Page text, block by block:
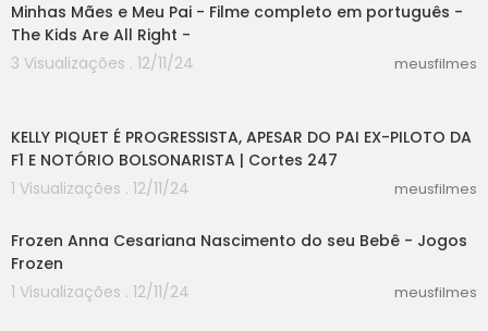
Minhas Mães e Meu Pai - Filme completo em português -
The Kids Are All Right -
3 Visualizações . 12/11/24
meusfilmes
KELLY PIQUET É PROGRESSISTA, APESAR DO PAI EX-PILOTO DA
F1 E NOTÓRIO BOLSONARISTA | Cortes 247
1 Visualizações . 12/11/24
meusfilmes
Frozen Anna Cesariana Nascimento do seu Bebê - Jogos
Frozen
1 Visualizações . 12/11/24
meusfilmes